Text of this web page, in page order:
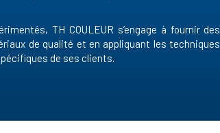
TH COULEUR s’engage à fournir des
de qualité et en appliquant les techniques
de ses clients.